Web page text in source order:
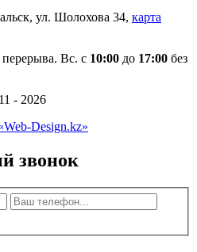
ул. Шолохова 34, карта
перерыва. Вс. с 10:00 до 17:00 без
- 2026
Design.kz»
звонок